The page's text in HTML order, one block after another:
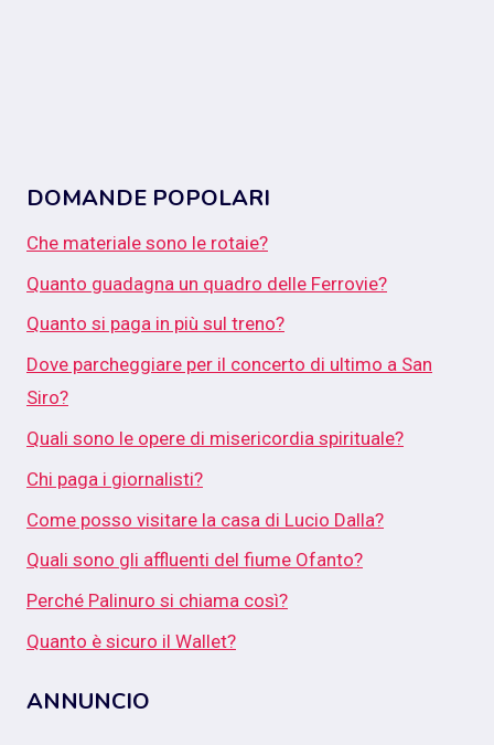
DOMANDE POPOLARI
Che materiale sono le rotaie?
Quanto guadagna un quadro delle Ferrovie?
Quanto si paga in più sul treno?
Dove parcheggiare per il concerto di ultimo a San
Siro?
Quali sono le opere di misericordia spirituale?
Chi paga i giornalisti?
Come posso visitare la casa di Lucio Dalla?
Quali sono gli affluenti del fiume Ofanto?
Perché Palinuro si chiama così?
Quanto è sicuro il Wallet?
ANNUNCIO